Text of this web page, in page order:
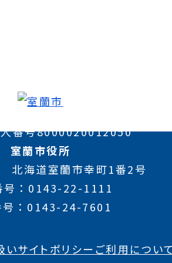
番号8000020012050
室蘭市役所
北海道室蘭市幸町1番2号
号
0143-22-1111
0143-24-7601
いサイトポリシーご利用について